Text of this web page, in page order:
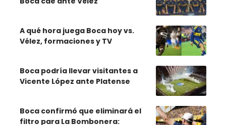
A qué hora juega Boca hoy vs.
Vélez, formaciones y TV
Boca podría llevar visitantes a
Vicente López ante Platense
Boca confirmó que eliminará el
filtro para La Bombonera: